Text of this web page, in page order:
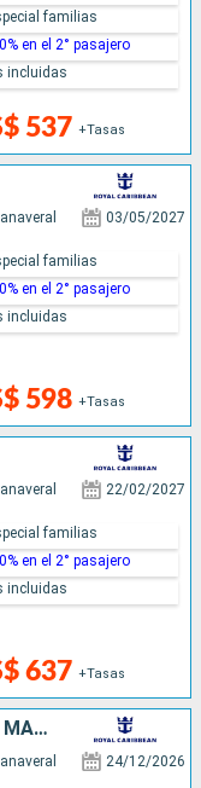
537 +Tasas
familias
en el 2° pasajero
incluidas
03/05/2027
598 +Tasas
familias
en el 2° pasajero
incluidas
22/02/2027
637 +Tasas
familias
en el 2° pasajero
incluidas
ESTADOS UNIDOS, BAHAMAS, SAN MARTÍN
24/12/2026